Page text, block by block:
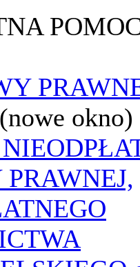
(nowe okno)